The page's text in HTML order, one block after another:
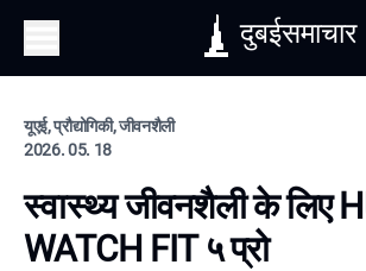
दुबईसमाचार
यूएई, प्रौद्योगिकी, जीवनशैली
2026. 05. 18
स्वास्थ्य जीवनशैली के लिए
WATCH FIT ५ प्रो